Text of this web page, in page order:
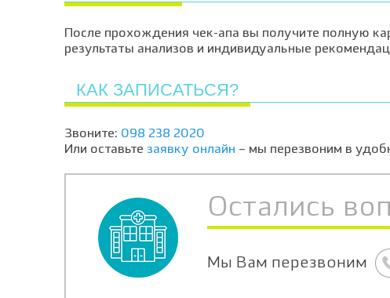
После прохождения чек-апа вы получите полную
результаты анализов и индивидуальные
КАК ЗАПИСАТЬСЯ?
Звоните: 098 238 2020
Или оставьте заявку онлайн – мы перезвоним в
Остались
Мы Вам перезвоним